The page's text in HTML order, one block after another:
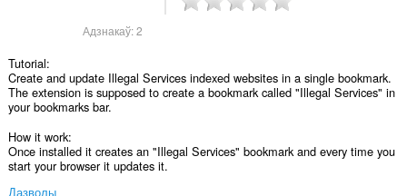
Адзнакаў:2
Tutorial:
Create and update Illegal Services indexed websites in a single bookmark.
The extension is supposed to create a bookmark called "Illegal Services" in
your bookmarks bar.
How it work:
Once installed it creates an "Illegal Services" bookmark and every time you
start your browser it updates it.
Дазволы